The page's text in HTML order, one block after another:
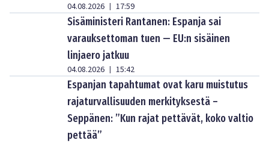
04.08.2026 | 17:59
Sisäministeri Rantanen: Espanja sai
varauksettoman tuen — EU:n sisäinen
linjaero jatkuu
04.08.2026 | 15:42
Espanjan tapahtumat ovat karu muistutus
rajaturvallisuuden merkityksestä –
Seppänen: ”Kun rajat pettävät, koko valtio
pettää”